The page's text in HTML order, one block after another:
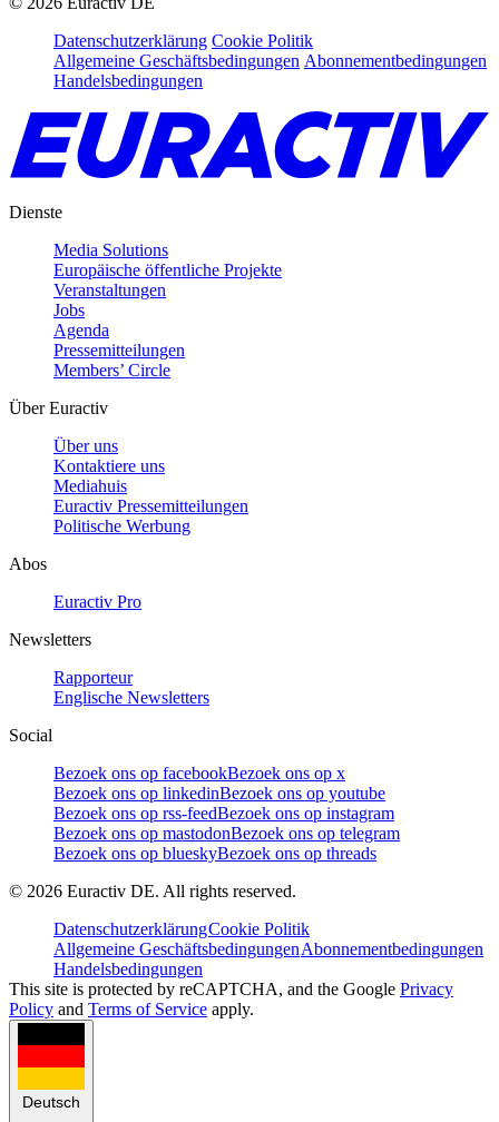
Datenschutzerklärung Cookie Politik
Allgemeine Geschäftsbedingungen Abonnementbedingungen
Handelsbedingungen
Dienste
Media Solutions
Europäische öffentliche Projekte
Veranstaltungen
Jobs
Agenda
Pressemitteilungen
Members’ Circle
Über Euractiv
Über uns
Kontaktiere uns
Mediahuis
Euractiv Pressemitteilungen
Politische Werbung
Abos
Euractiv Pro
Newsletters
Rapporteur
Englische Newsletters
Social
Bezoek ons op facebookBezoek ons op x
Bezoek ons op linkedinBezoek ons op youtube
Bezoek ons op rss-feedBezoek ons op instagram
Bezoek ons op mastodonBezoek ons op telegram
Bezoek ons op blueskyBezoek ons op threads
© 2026 Euractiv DE. All rights reserved.
DatenschutzerklärungCookie Politik
Allgemeine GeschäftsbedingungenAbonnementbedingungen
Handelsbedingungen
This site is protected by reCAPTCHA, and the Google Privacy
Policy and Terms of Service apply.
Deutsch